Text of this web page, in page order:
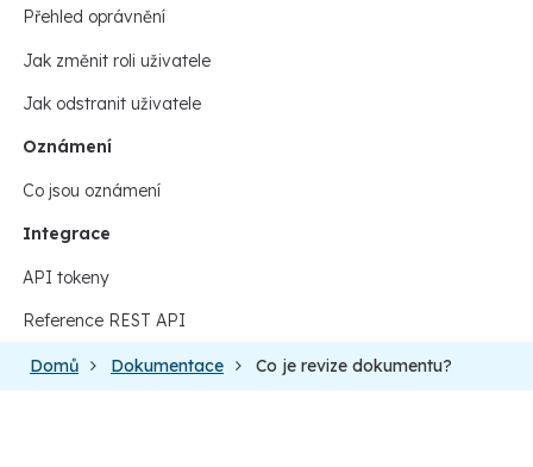
Přehled oprávnění
Jak změnit roli uživatele
Jak odstranit uživatele
Oznámení
Co jsou oznámení
Integrace
API tokeny
Reference REST API
Domů Dokumentace Co je revize dokumentu?